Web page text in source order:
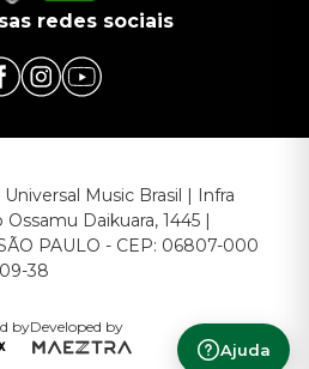
Ajuda
redes sociais
Music Brasil | Infra
Daikuara, 1445 |
PAULO - CEP: 06807-000
38
byDeveloped by